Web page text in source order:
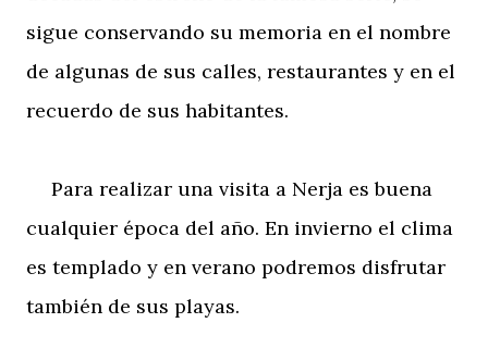
sigue conservando su memoria en el nombre
de algunas de sus calles, restaurantes y en el
recuerdo de sus habitantes.
Para realizar una visita a Nerja es buena
cualquier época del año. En invierno el clima
es templado y en verano podremos disfrutar
también de sus playas.